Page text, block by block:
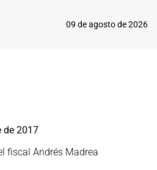
09 de agosto de 2026
de 2017
fiscal Andrés Madrea